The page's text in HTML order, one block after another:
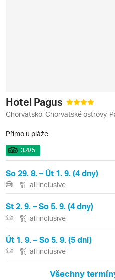
Hotel Pagus
Chorvatsko, Chorvatské ostrovy,
Přímo u pláže
3.4/5
So 29. 8. – Út 1. 9. (4 dny)
all inclusive
St 2. 9. – So 5. 9. (4 dny)
all inclusive
Út 1. 9. – So 5. 9. (5 dní)
all inclusive
Všechny